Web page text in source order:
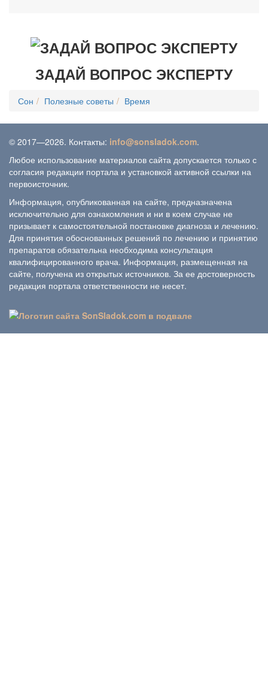
ЗАДАЙ ВОПРОС ЭКСПЕРТУ
Сон Полезные советы Время
© 2017—2026. Контакты: info@sonsladok.com.
Любое использование материалов сайта допускается только с
согласия редакции портала и установкой активной ссылки на
первоисточник.
Информация, опубликованная на сайте, предназначена
исключительно для ознакомления и ни в коем случае не
призывает к самостоятельной постановке диагноза и лечению.
Для принятия обоснованных решений по лечению и принятию
препаратов обязательна необходима консультация
квалифицированного врача. Информация, размещенная на
сайте, получена из открытых источников. За ее достоверность
редакция портала ответственности не несет.